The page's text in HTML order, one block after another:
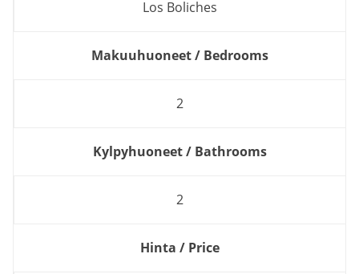
Los Boliches
Makuuhuoneet / Bedrooms
2
Kylpyhuoneet / Bathrooms
2
Hinta / Price